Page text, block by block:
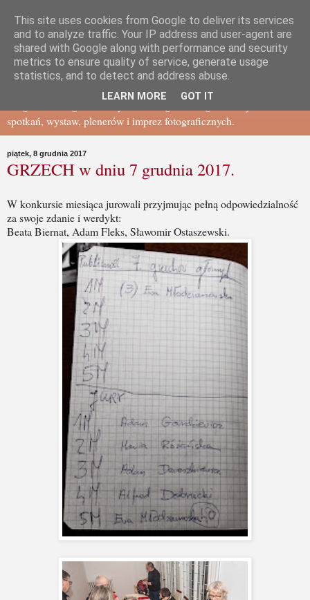
Gdańskie Towarzystwo
Fotograficzne - BLOG
spotkań, wystaw, plenerów i imprez fotograficznych.
piątek, 8 grudnia 2017
GRZECH w dniu 7 grudnia 2017.
W konkursie miesiąca jurowali przyjmując pełną odpowiedzialność
za swoje zdanie i werdykt:
Beata Biernat, Adam Fleks, Sławomir Ostaszewski.
This site uses cookies from Google to deliver its services
and to analyze traffic. Your IP address and user-agent are
shared with Google along with performance and security
metrics to ensure quality of service, generate usage
statistics, and to detect and address abuse.
LEARN MORE GOT IT